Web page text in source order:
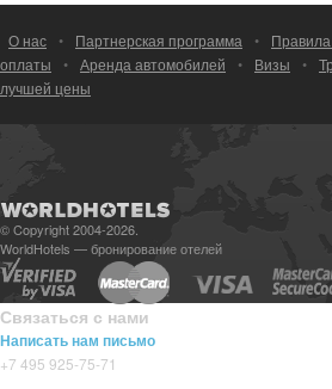
О нас • Партнерская программа •
оплаты
• Аренда автомобилей • Визы •
лучшей цены
© Copyright 2004-2026.
WorldHotels — бронирование отелей
Связаться с нами
Написать нам письмо
+7 495 925-75-71